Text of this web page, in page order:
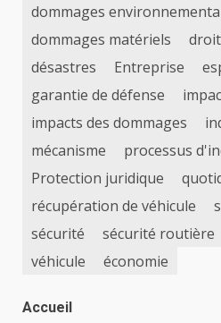
dommages
dommages matériels
droit
désastres
Entreprise
garantie de défense
impacts des dommages
mécanisme
processus
Protection juridique
récupération de véhicule
sécurité
sécurité routière
véhicule
économie
Accueil